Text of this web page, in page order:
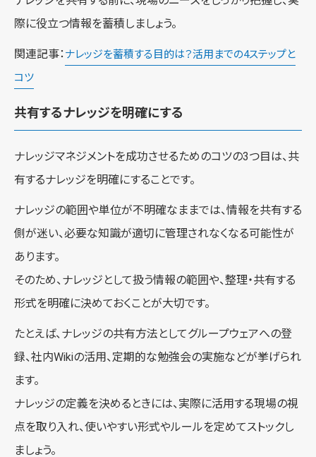
際に役立つ情報を蓄積しましょう。
関連記事： ナレッジを蓄積する目的は？活用までの4ステップと
コツ
共有するナレッジを明確にする
ナレッジマネジメントを成功させるためのコツの3つ目は、共
有するナレッジを明確にすることです。
ナレッジの範囲や単位が不明確なままでは、情報を共有する
側が迷い、必要な知識が適切に管理されなくなる可能性が
あります。
そのため、ナレッジとして扱う情報の範囲や、整理・共有する
形式を明確に決めておくことが大切です。
たとえば、ナレッジの共有方法としてグループウェアへの登
録、社内Wikiの活用、定期的な勉強会の実施などが挙げられ
ます。
ナレッジの定義を決めるときには、実際に活用する現場の視
点を取り入れ、使いやすい形式やルールを定めてストックし
ましょう。